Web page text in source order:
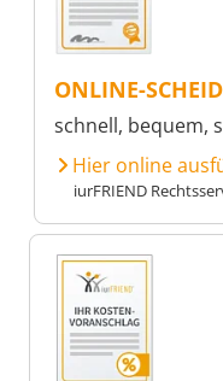
ONLINE-
schnell, bequem,
Hier online
iurFRIEND